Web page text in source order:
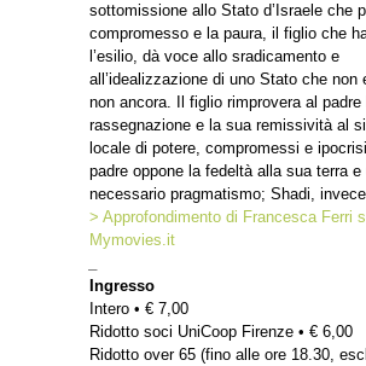
sottomissione allo Stato d’Israele che
compromesso e la paura, il figlio che
l’esilio, dà voce allo sradicamento e
all’idealizzazione di uno Stato che non
non ancora. Il figlio rimprovera al padre
rassegnazione e la sua remissività al
locale di potere, compromessi e
padre oppone la fedeltà alla sua terra e
necessario pragmatismo; Shadi,
> Approfondimento di Francesca Ferri
Mymovies.it
Ingresso
Intero • € 7,00
Ridotto soci UniCoop Firenze • € 6,00
Ridotto over 65 (fino alle ore 18.30,